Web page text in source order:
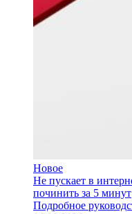
Новое
Не пускает в
починить за 5 минут
Подробное